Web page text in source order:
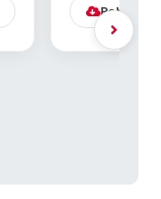
Pobierz